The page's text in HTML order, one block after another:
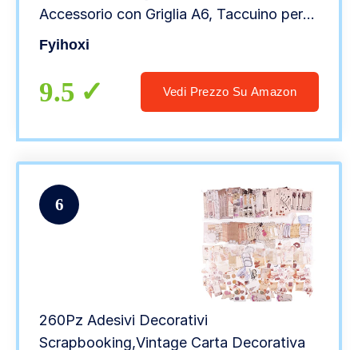
Accessorio con Griglia A6, Taccuino per
appunti, Scrapbooking, Adesivi, Carta,
DIY Regalo Scrapbooking per Adolescenti
Fyihoxi
9.5 Vedi Prezzo Su Amazon
6
260Pz Adesivi Decorativi
Scrapbooking,Vintage Carta Decorativa